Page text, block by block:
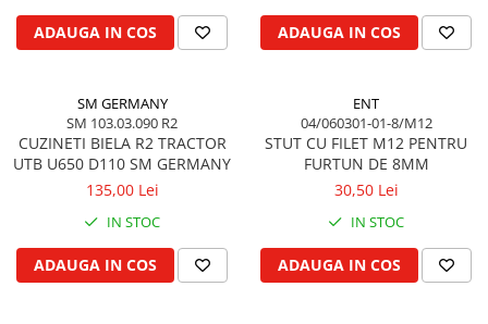
Biela motor
Cuzineti de biela
Suruburi si piulite biela
Bloc motor
Dop si accesorii de umplere cu ulei
Joja de ulei
Supape de admisie
Supape de evacuare
Kramer
Mc Cormick
Zetor
Ursus
Claas / Renault
Armatrac
Dongfeng
Case IH
Massey Ferguson
Mecanica Ceahlau
Taarup
Kverneland
Niemeyer
Gallignani
John Deere
ADAUGA IN COS ADAUGA IN COS
SM GERMANY
SM 103.03.090 R2
CUZINETI BIELA R2 TRACTOR
UTB U650 D110 SM GERMANY
135,00 Lei
IN STOC
ADAUGA IN COS
ENT
04/060301-01-8/M12
STUT CU FILET M12 PENTRU
FURTUN DE 8MM
30,50 Lei
IN STOC
ADAUGA IN COS